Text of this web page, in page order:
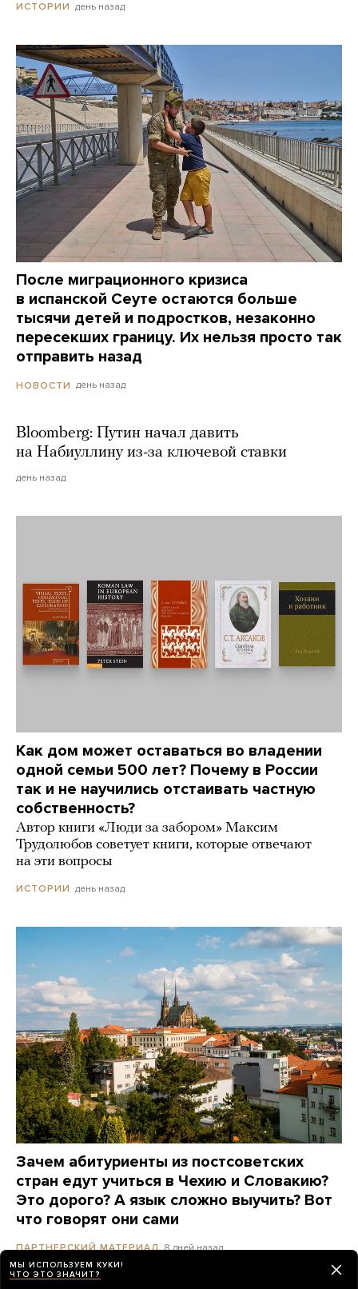
ИСТОРИИ день назад
После миграционного кризиса
в испанской Сеуте остаются больше
тысячи детей и подростков, незаконно
пересекших границу. Их нельзя просто так
отправить назад
НОВОСТИ день назад
Bloomberg: Путин начал давить
на Набиуллину из-за ключевой ставки
день назад
Как дом может оставаться во владении
одной семьи 500 лет? Почему в России
так и не научились отстаивать частную
собственность?
Автор книги «Люди за забором» Максим
Трудолюбов советует книги, которые отвечают
на эти вопросы
ИСТОРИИ день назад
Зачем абитуриенты из постсоветских
стран едут учиться в Чехию и Словакию?
Это дорого? А язык сложно выучить? Вот
что говорят они сами
ПАРТНЕРСКИЙ МАТЕРИАЛ 8 дней назад
МЫ ИСПОЛЬЗУЕМ КУКИ!
ЧТО ЭТО ЗНАЧИТ?